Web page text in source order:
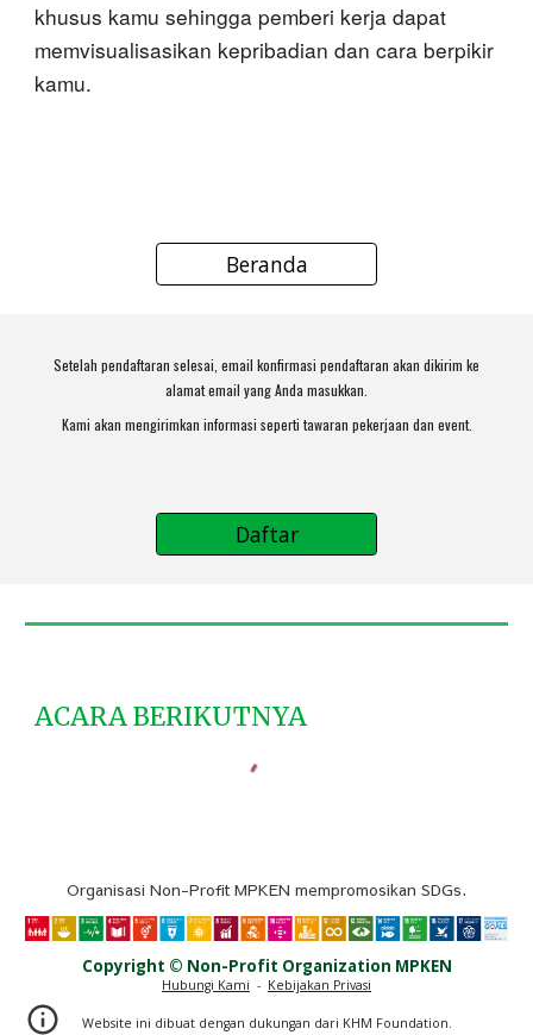
khusus kamu sehingga pemberi kerja dapat
memvisualisasikan kepribadian dan cara berpikir
kamu.
Beranda
Setelah pendaftaran selesai, email konfirmasi pendaftaran akan dikirim ke
alamat email yang Anda masukkan.
Kami akan mengirimkan informasi seperti tawaran pekerjaan dan event.
Daftar
ACARA BERIKUTNYA
Organisasi Non-Profit MPKEN mempromosikan SDGs.
Copyright © Non-Profit Organization MPKEN
Hubungi Kami - Kebijakan Privasi
Website ini dibuat dengan dukungan dari KHM Foundation.